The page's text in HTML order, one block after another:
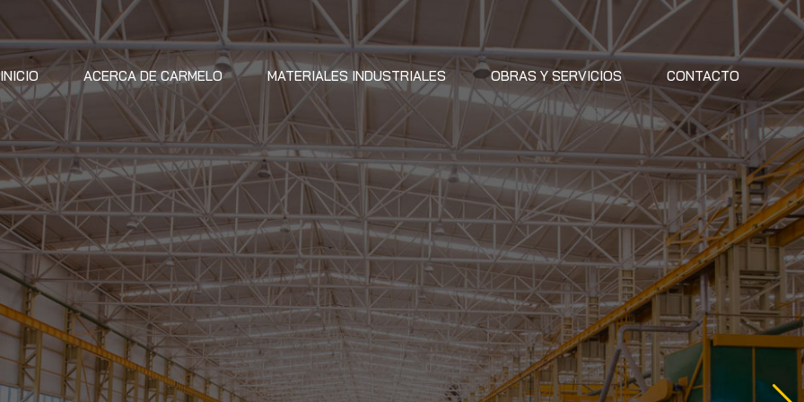
INICIO ACERCA DE CARMELO MATERIALES INDUSTRIALES OBRAS Y SERVICIOS CONTACTO
Para organismos públicos o privados
DE OBRAS Y